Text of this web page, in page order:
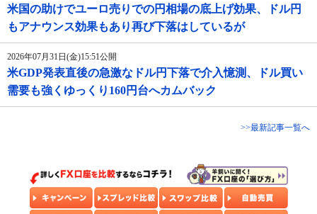
米国の助けでユーロ売りでの円相場の底上げ効果、ドル円
もアナウンス効果もあり再び下落はしているが
2026年07月31日(金)15:51公開
米GDP発表直後の急激なドル円下落で介入憶測、ドル買い
需要も強くゆっくり160円台へカムバック
>>最新記事一覧へ